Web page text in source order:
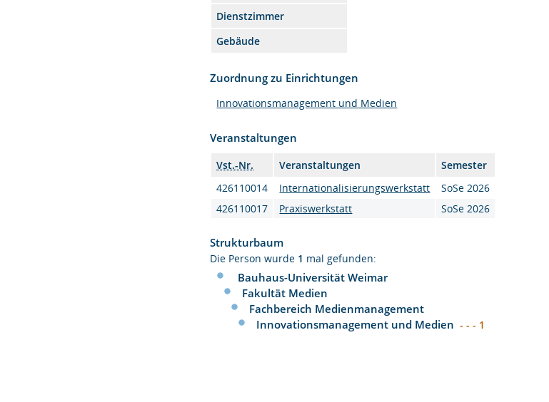
Dienstzimmer
Gebäude
Zuordnung zu Einrichtungen
Innovationsmanagement und Medien
Veranstaltungen
Vst.-Nr. Veranstaltungen
Semester
426110014
Internationalisierungswerkstatt
SoSe 2026
426110017
Praxiswerkstatt SoSe 2026
Strukturbaum
Die Person wurde 1 mal gefunden:
Bauhaus-Universität Weimar
Fakultät Medien
Fachbereich Medienmanagement
Innovationsmanagement und Medien - - - 1